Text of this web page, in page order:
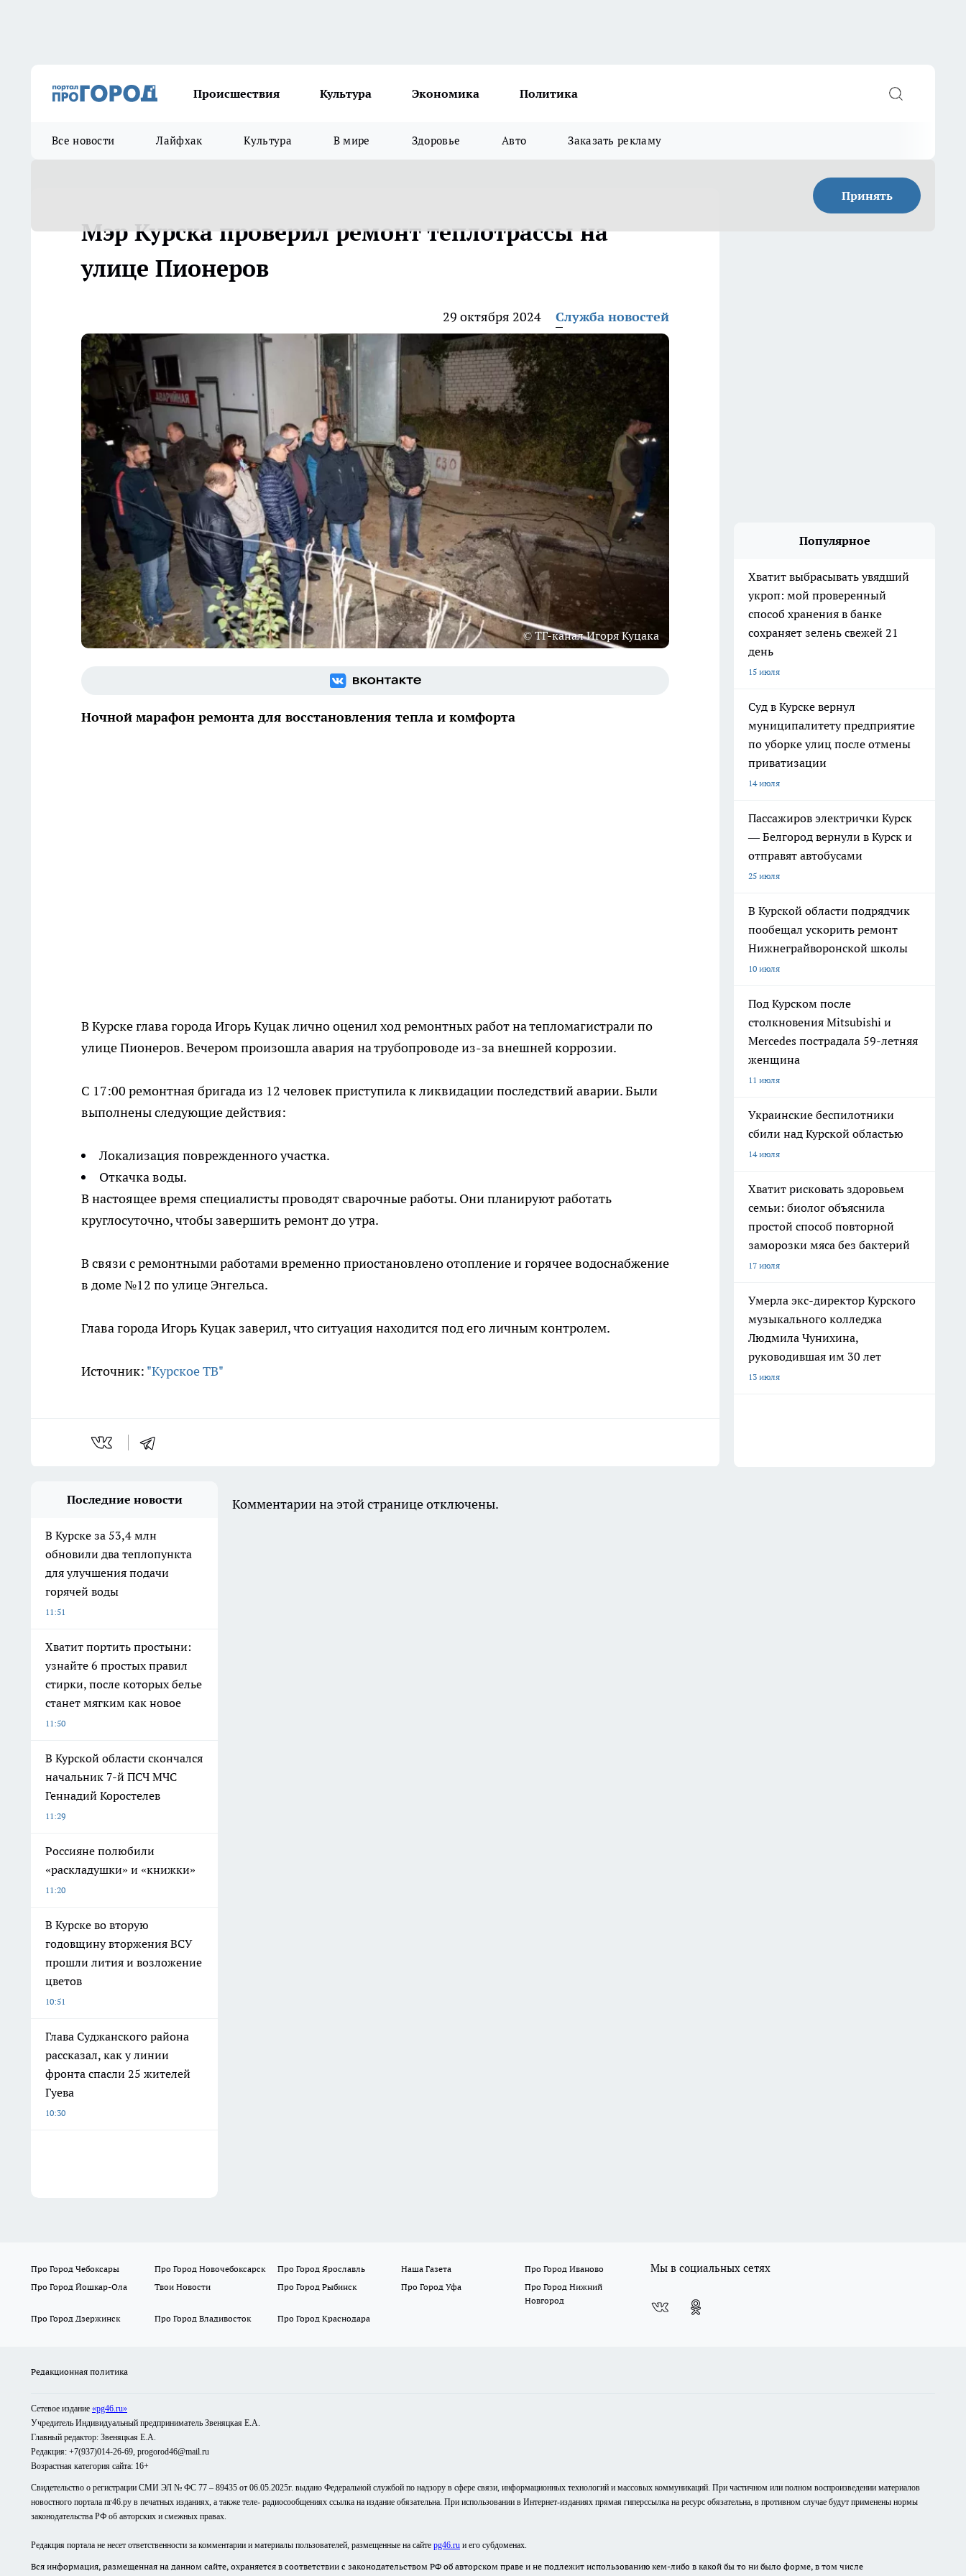
Происшествия Культура Экономика Политика
Все новости Лайфхак Культура В мире Здоровье Авто Заказать рекламу
Принять
Мэр Курска проверил ремонт теплотрассы на
улице Пионеров
29 октября 2024 Служба новостей
© ТГ-канал Игоря Куцака
Ночной марафон ремонта для восстановления тепла и комфорта
В Курске глава города Игорь Куцак лично оценил ход ремонтных работ на тепломагистрали по
улице Пионеров. Вечером произошла авария на трубопроводе из-за внешней коррозии.
С 17:00 ремонтная бригада из 12 человек приступила к ликвидации последствий аварии. Были
выполнены следующие действия:
Локализация поврежденного участка.
Откачка воды.
В настоящее время специалисты проводят сварочные работы. Они планируют работать
круглосуточно, чтобы завершить ремонт до утра.
В связи с ремонтными работами временно приостановлено отопление и горячее водоснабжение
в доме №12 по улице Энгельса.
Глава города Игорь Куцак заверил, что ситуация находится под его личным контролем.
Источник: "Курское ТВ"
Популярное
Хватит выбрасывать увядший
укроп: мой проверенный
способ хранения в банке
сохраняет зелень свежей 21
день
15 июля
Суд в Курске вернул
муниципалитету предприятие
по уборке улиц после отмены
приватизации
14 июля
Пассажиров электрички Курск
— Белгород вернули в Курск и
отправят автобусами
25 июля
В Курской области подрядчик
пообещал ускорить ремонт
Нижнеграйворонской школы
10 июля
Под Курском после
столкновения Mitsubishi и
Mercedes пострадала 59-летняя
женщина
11 июля
Украинские беспилотники
сбили над Курской областью
14 июля
Хватит рисковать здоровьем
семьи: биолог объяснила
простой способ повторной
заморозки мяса без бактерий
17 июля
Умерла экс-директор Курского
музыкального колледжа
Людмила Чунихина,
руководившая им 30 лет
13 июля
Последние новости
В Курске за 53,4 млн
обновили два теплопункта
для улучшения подачи
горячей воды
11:51
Хватит портить простыни:
узнайте 6 простых правил
стирки, после которых белье
станет мягким как новое
11:50
В Курской области скончался
начальник 7-й ПСЧ МЧС
Геннадий Коростелев
11:29
Россияне полюбили
«раскладушки» и «книжки»
11:20
В Курске во вторую
годовщину вторжения ВСУ
прошли лития и возложение
цветов
10:51
Глава Суджанского района
рассказал, как у линии
фронта спасли 25 жителей
Гуева
10:30
Комментарии на этой странице отключены.
Про Город Чебоксары Про Город Новочебоксарск Про Город Ярославль Наша Газета
Про Город Иваново
Про Город Йошкар-Ола
Твои Новости Про Город Рыбинск Про Город Уфа
Про Город Нижний
Новгород
Про Город Дзержинск
Про Город Владивосток Про Город Краснодара
Мы в социальных сетях
Редакционная политика
Сетевое издание «pg46.ru»
Учредитель Индивидуальный предприниматель Звеняцкая Е.А.
Главный редактор: Звеняцкая Е.А.
Редакция: +7(937)014-26-69, progorod46@mail.ru
Возрастная категория сайта: 16+
Свидетельство о регистрации СМИ ЭЛ № ФС 77 – 89435 от 06.05.2025г. выдано Федеральной службой по надзору в сфере связи, информационных технологий и массовых коммуникаций. При частичном или полном воспроизведении материалов
новостного портала пг46.ру в печатных изданиях, а также теле- радиосообщениях ссылка на издание обязательна. При использовании в Интернет-изданиях прямая гиперссылка на ресурс обязательна, в противном случае будут применены нормы
законодательства РФ об авторских и смежных правах.
Редакция портала не несет ответственности за комментарии и материалы пользователей, размещенные на сайте pg46.ru и его субдоменах.
Вся информация, размещенная на данном сайте, охраняется в соответствии с законодательством РФ об авторском праве и не подлежит использованию кем-либо в какой бы то ни было форме, в том числе